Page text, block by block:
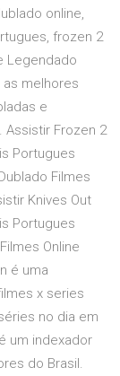
online,
frozen 2
Legendado
as melhores
e
Assistir Frozen 2
Portugues
Filmes
Knives Out
Portugues
Online
é uma
x series
no dia em
um indexador
do Brasil.